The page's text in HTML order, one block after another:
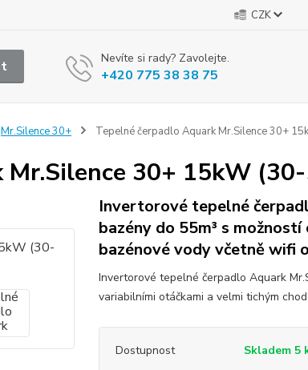
CZK
Nevíte si rady? Zavolejte.
+420 775 38 38 75
Mr.Silence 30+ Tepelné čerpadlo Aquark Mr.Silence 30+
30+ 15kW
Invertorové tepelné
bazény do 55m³ s
bazénové vody včetně wifi
Invertorové tepelné čerpadlo Aquark
variabilními otáčkami a velmi tichým
Dostupnost Skladem 5